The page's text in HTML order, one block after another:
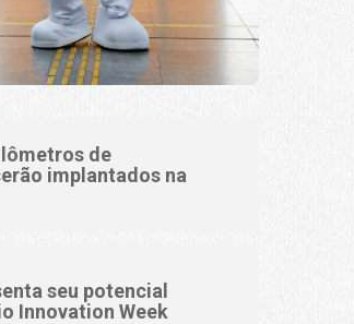
de
implantados na
seu potencial
Innovation Week